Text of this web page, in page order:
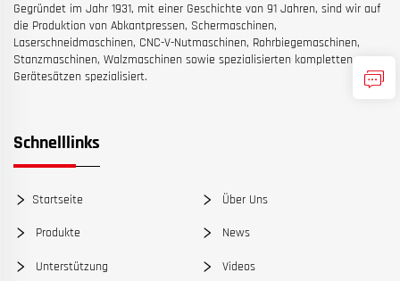
Gegründet im Jahr 1931, mit einer Geschichte von 91 Jahren, sind wir auf
die Produktion von Abkantpressen, Schermaschinen,
Laserschneidmaschinen, CNC-V-Nutmaschinen, Rohrbiegemaschinen,
Stanzmaschinen, Walzmaschinen sowie spezialisierten kompletten
Gerätesätzen spezialisiert.
Schnelllinks
Startseite Über Uns
Produkte News
Unterstützung Videos